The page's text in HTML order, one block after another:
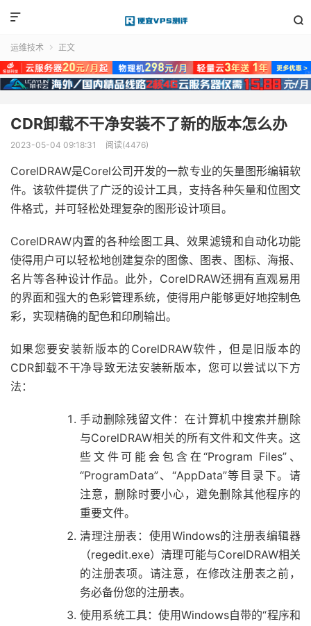


运维技术  正文
CDR卸载不干净安装不了新的版本怎么办
2023-05-04 09:18:31 阅读(4476)
CorelDRAW是Corel公司开发的一款专业的矢量图形编辑软
件。该软件提供了广泛的设计工具，支持各种矢量和位图文
件格式，并可轻松处理复杂的图形设计项目。
CorelDRAW内置的各种绘图工具、效果滤镜和自动化功能
使得用户可以轻松地创建复杂的图像、图表、图标、海报、
名片等各种设计作品。此外，CorelDRAW还拥有直观易用
的界面和强大的色彩管理系统，使得用户能够更好地控制色
彩，实现精确的配色和印刷输出。
如果您要安装新版本的CorelDRAW软件，但是旧版本的
CDR卸载不干净导致无法安装新版本，您可以尝试以下方
法：
手动删除残留文件：在计算机中搜索并删除
与CorelDRAW相关的所有文件和文件夹。这
些文件可能会包含在“Program Files”、
“ProgramData”、“AppData”等目录下。请
注意，删除时要小心，避免删除其他程序的
重要文件。
清理注册表：使用Windows的注册表编辑器
（regedit.exe）清理可能与CorelDRAW相关
的注册表项。请注意，在修改注册表之前，
务必备份您的注册表。
使用系统工具：使用Windows自带的“程序和